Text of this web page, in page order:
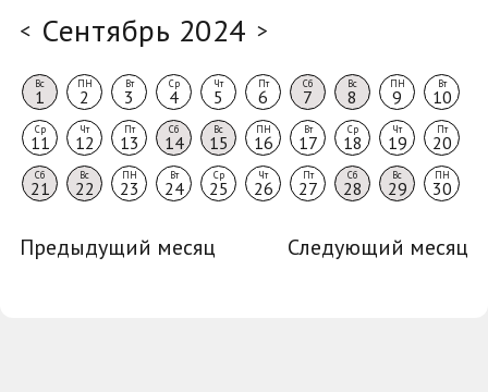
< Сентябрь 2024 >
Вс
1
ПН
2
Вт
3
Ср
4
Чт
5
Пт
6
Сб
7
Вс
8
ПН
9
Вт
10
Ср
11
Чт
12
Пт
13
Сб
14
Вс
15
ПН
16
Вт
17
Ср
18
Чт
19
Пт
20
Сб
21
Вс
22
ПН
23
Вт
24
Ср
25
Чт
26
Пт
27
Сб
28
Вс
29
ПН
30
Предыдущий месяц Следующий месяц